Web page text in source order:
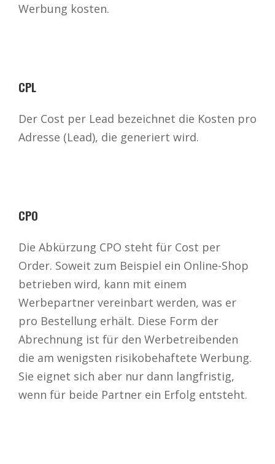
Werbung kosten.
CPL
Der Cost per Lead bezeichnet die Kosten pro
Adresse (Lead), die generiert wird.
CPO
Die Abkürzung CPO steht für Cost per
Order. Soweit zum Beispiel ein Online-Shop
betrieben wird, kann mit einem
Werbepartner vereinbart werden, was er
pro Bestellung erhält. Diese Form der
Abrechnung ist für den Werbetreibenden
die am wenigsten risikobehaftete Werbung.
Sie eignet sich aber nur dann langfristig,
wenn für beide Partner ein Erfolg entsteht.